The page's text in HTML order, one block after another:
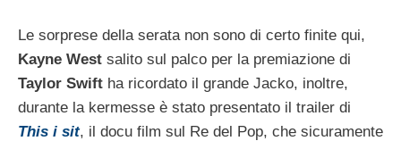
Le sorprese della serata non sono di certo finite qui,
Kayne West salito sul palco per la premiazione di
Taylor Swift ha ricordato il grande Jacko, inoltre,
durante la kermesse è stato presentato il trailer di
This i sit, il docu film sul Re del Pop, che sicuramente